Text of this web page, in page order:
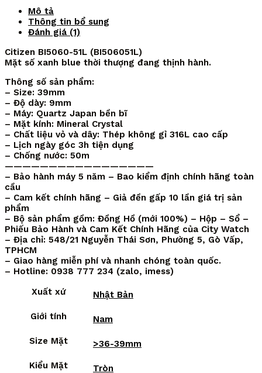
Mô tả
Thông tin bổ sung
Đánh giá (1)
Citizen BI5060-51L (BI506051L)
Mặt số xanh blue thời thượng đang thịnh hành.
Thông số sản phẩm:
– Size: 39mm
– Độ dày: 9mm
– Máy: Quartz Japan bền bĩ
– Mặt kính: Mineral Crystal
– Chất liệu vỏ và dây: Thép không gỉ 316L cao cấp
– Lịch ngày góc 3h tiện dụng
– Chống nước: 50m
—————————————————
– Bảo hành máy 5 năm – Bao kiểm định chính hãng toàn
cầu
– Cam kết chính hãng – Giả đền gấp 10 lần giá trị sản
phẩm
– Bộ sản phẩm gồm: Đồng Hồ (mới 100%) – Hộp – Sổ –
Phiếu Bảo Hành và Cam Kết Chính Hãng của City Watch
– Địa chỉ: 548/21 Nguyễn Thái Sơn, Phường 5, Gò Vấp,
TPHCM
– Giao hàng miễn phí và nhanh chóng toàn quốc.
– Hotline: 0938 777 234 (zalo, imess)
Xuất xứ
Nhật Bản
Giới tính Nam
Size Mặt >36-39mm
Kiểu Mặt Tròn